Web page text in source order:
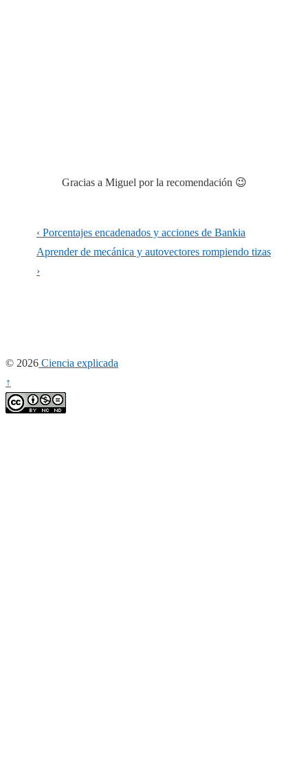
Gracias a Miguel por la recomendación 😉
Navegación
de
entradas
La
entrada
anterior
‹ Porcentajes encadenados y acciones de Bankia
La
entrada
Aprender de mecánica y autovectores rompiendo tizas
›
© 2026 Ciencia explicada
↑